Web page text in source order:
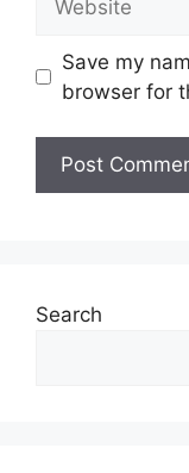
Save my
browser for
Search